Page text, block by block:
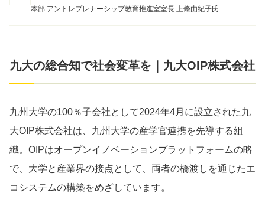
本部 アントレプレナーシップ教育推進室室長 上條由紀子氏
九大の総合知で社会変革を｜九大OIP株式会社
九州大学の100％子会社として2024年4月に設立された九
大OIP株式会社は、九州大学の産学官連携を先導する組
織。OIPはオープンイノベーションプラットフォームの略
で、大学と産業界の接点として、両者の橋渡しを通じたエ
コシステムの構築をめざしています。